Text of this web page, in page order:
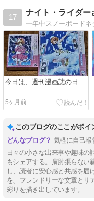
17
ナイト・ライダー
一年中スノーボードネ
今日は、週刊漫画誌の日
5ヶ月前
このブログのここがポイ
気軽に自己報
日々の小さな出来事や趣味の
もシェアする。肩肘張らない
し、読者に安心感と共感を届
を、フレンドリーな文章とリ
彩りを描き出しています。